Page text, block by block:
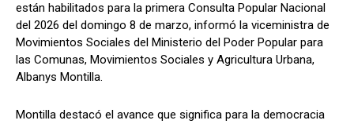
están habilitados para la primera Consulta Popular Nacional
del 2026 del domingo 8 de marzo, informó la viceministra de
Movimientos Sociales del Ministerio del Poder Popular para
las Comunas, Movimientos Sociales y Agricultura Urbana,
Albanys Montilla.
Montilla destacó el avance que significa para la democracia